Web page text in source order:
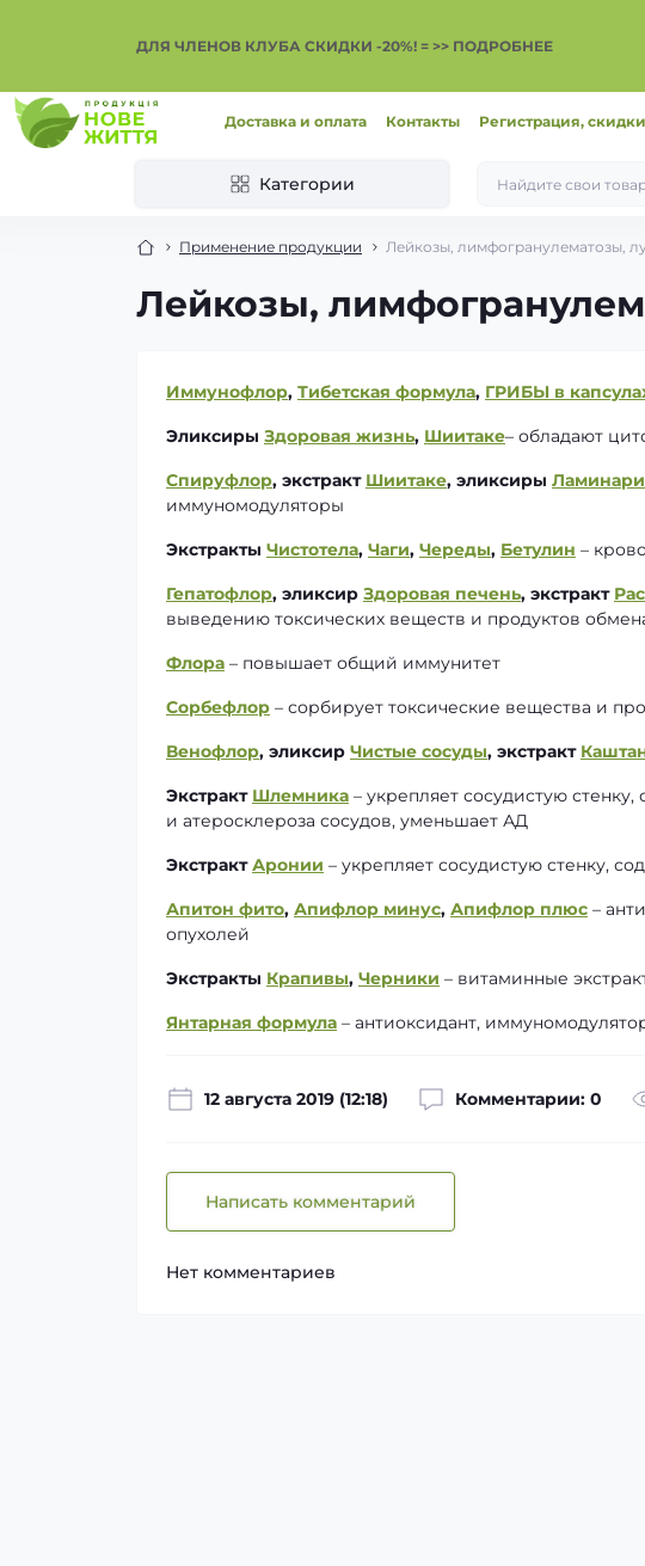
ДЛЯ ЧЛЕНОВ КЛУБА СКИДКИ -20%! = >> ПОДРОБНЕЕ
Доставка и оплата Контакты Регистрация, скидки
Категории
Применение продукции Лейкозы, лимфогранулематозы,
Лейкозы,
Иммунофлор, Тибетская формула, ГРИБЫ в
Эликсиры Здоровая жизнь, Шиитаке– обладают
Спируфлор, экстракт Шиитаке, эликсиры
иммуномодуляторы
Экстракты Чистотела, Чаги, Череды, Бетулин –
Гепатофлор, эликсир Здоровая печень, экстракт
выведению токсических веществ и продуктов
Флора – повышает общий иммунитет
Сорбефлор – сорбирует токсические вещества и
Венофлор, эликсир Чистые сосуды, экстракт
Экстракт Шлемника – укрепляет сосудистую
и атеросклероза сосудов, уменьшает АД
ЭкстрактАронии – укрепляет сосудистую стенку,
Апитон фито, Апифлор минус, Апифлор плюс –
опухолей
Экстракты Крапивы, Черники – витаминные
Янтарная формула – антиоксидант,
12 августа 2019 (12:18) Комментарии: 0
Написать комментарий
Нет комментариев